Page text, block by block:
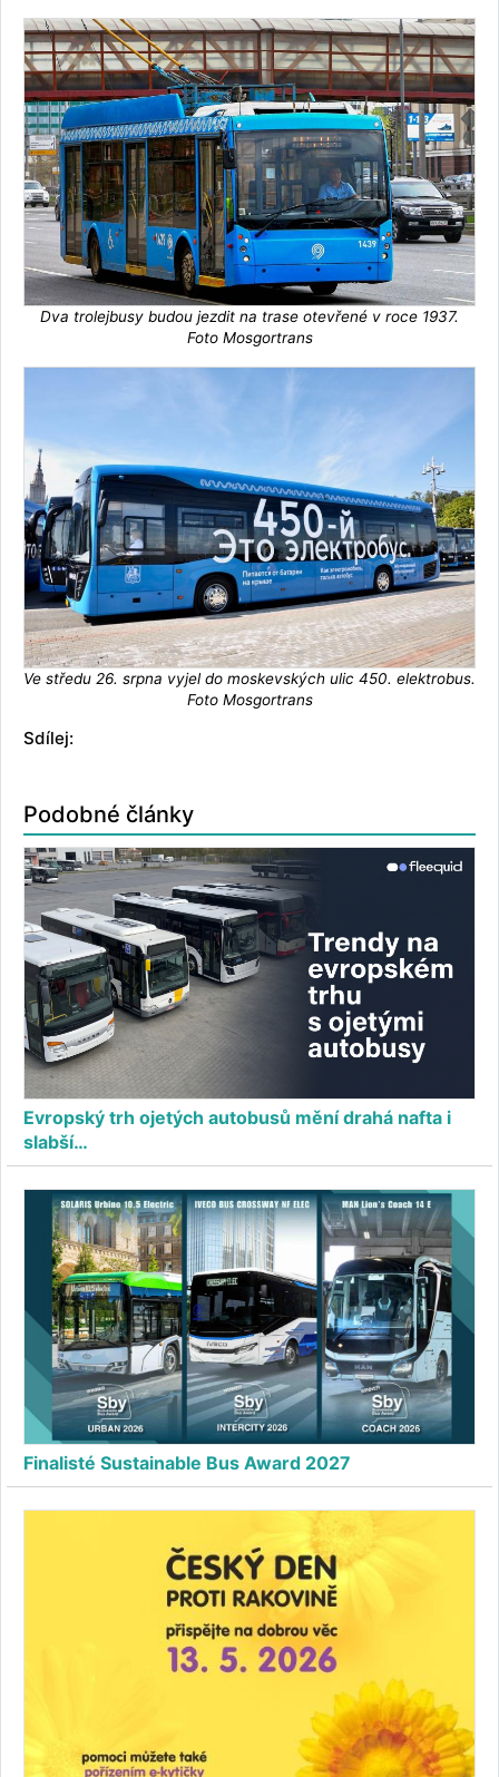
Dva trolejbusy budou jezdit na trase otevřené v roce 1937.
Foto Mosgortrans
Ve středu 26. srpna vyjel do moskevských ulic 450. elektrobus.
Foto Mosgortrans
Sdílej:
Podobné články
Evropský trh ojetých autobusů mění drahá nafta i
slabší…
Finalisté Sustainable Bus Award 2027